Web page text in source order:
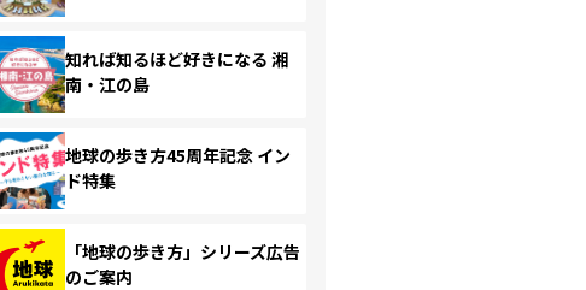
知れば知るほど好きになる 湘
南・江の島
地球の歩き方45周年記念 イン
ド特集
「地球の歩き方」シリーズ広告
のご案内